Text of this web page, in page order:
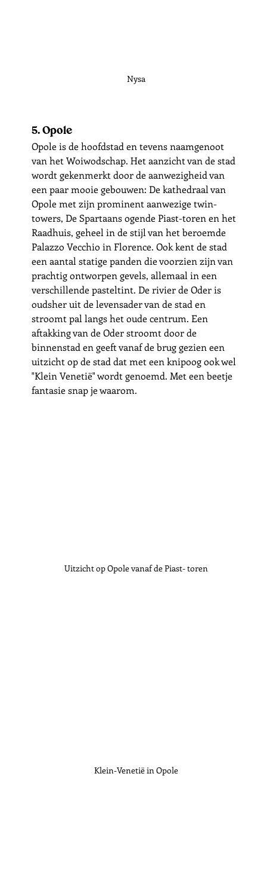
Nysa
5. Opole
Opole is de hoofdstad en tevens naamgenoot
van het Woiwodschap. Het aanzicht van de stad
wordt gekenmerkt door de aanwezigheid van
een paar mooie gebouwen: De kathedraal van
Opole met zijn prominent aanwezige twin-
towers, De Spartaans ogende Piast-toren en het
Raadhuis, geheel in de stijl van het beroemde
Palazzo Vecchio in Florence. Ook kent de stad
een aantal statige panden die voorzien zijn van
prachtig ontworpen gevels, allemaal in een
verschillende pasteltint. De rivier de Oder is
oudsher uit de levensader van de stad en
stroomt pal langs het oude centrum. Een
aftakking van de Oder stroomt door de
binnenstad en geeft vanaf de brug gezien een
uitzicht op de stad dat met een knipoog ook wel
"Klein Venetië" wordt genoemd. Met een beetje
fantasie snap je waarom.
Uitzicht op Opole vanaf de Piast- toren
Klein-Venetië in Opole